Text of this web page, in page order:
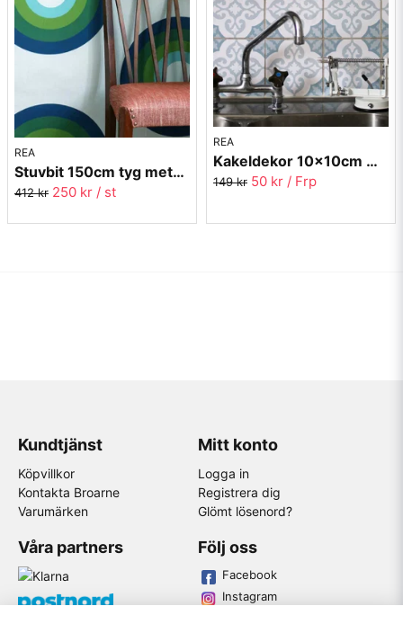
REA
Stuvbit 150cm tyg metervara - Circolo blå/turkos - Almedahls
412 kr 250 kr / st
REA
Kakeldekor 10x10cm MARRAKECH 2022-06
149 kr 50 kr / Frp
Kundtjänst
Köpvillkor
Kontakta Broarne
Varumärken
Mitt konto
Logga in
Registrera dig
Glömt lösenord?
Våra partners Följ oss
Facebook
Instagram